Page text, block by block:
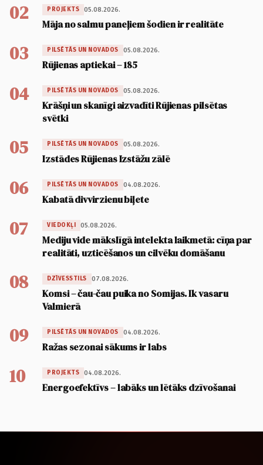
02 PROJEKTS 05.08.2026.
Māja no salmu paneļiem šodien ir realitāte
03 PILSĒTĀS UN NOVADOS 05.08.2026.
Rūjienas aptiekai – 185
04 PILSĒTĀS UN NOVADOS 05.08.2026.
Krāšņi un skanīgi aizvadīti Rūjienas pilsētas
svētki
05 PILSĒTĀS UN NOVADOS 05.08.2026.
Izstādes Rūjienas Izstāžu zālē
06 PILSĒTĀS UN NOVADOS 04.08.2026.
Kabatā divvirzienu biļete
07 VIEDOKĻI 05.08.2026.
Mediju vide mākslīgā intelekta laikmetā: cīņa par
realitāti, uzticēšanos un cilvēku domāšanu
08 DZĪVESSTILS 07.08.2026.
Komsi – čau-čau puika no Somijas. Ik vasaru
Valmierā
09 PILSĒTĀS UN NOVADOS 04.08.2026.
Ražas sezonai sākums ir labs
10 PROJEKTS 04.08.2026.
Energoefektīvs – labāks un lētāks dzīvošanai